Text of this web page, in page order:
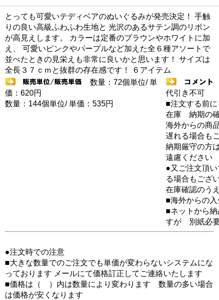
とっても可愛いテディベアのぬいぐるみが発売決定！ 手触
りの良い高級ふわふわ生地と 光沢のあるサテン調のリボン
が高見えします。 カラーは定番のブラウンやホワイトに加
え、 可愛いピンクやパープルなど加えた全６種アソートで
並べたときの見栄えも非常に良いかと思います！ サイズは
全長３７ｃｍと抜群の存在感です！ ６アイテム
数量：72個単位/ 単
価：620円
数量：144個単位/ 単価：535円
代引き不可
■注文する前に
在庫 納期の
海外からの商
遅れる場合も
納期厳守の方
遠慮ください
●又ご注文頂
る場合もござ
在庫確認のう
■海外からの
■ネットから
すが 別紙必
●注文時での注意
■大きな数量でのご注文でも単価が変わらないシステムにな
っております メールにて価格訂正してご連絡いたします
■価格は（ ）内は数量により変わります 数量の多い場合
は価格が安くなります